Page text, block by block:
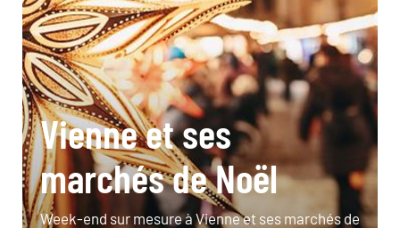
Vienne et ses
marchés de Noël
Week-end sur mesure à Vienne et ses marchés de